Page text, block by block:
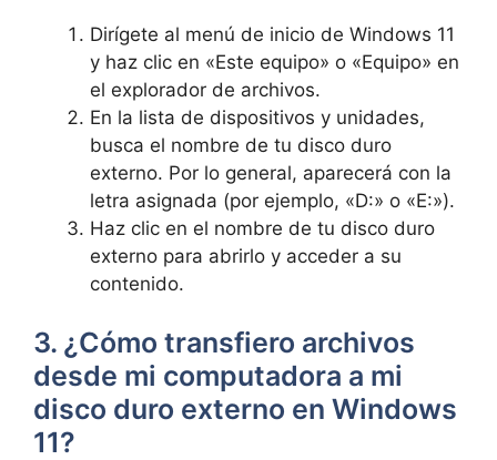
Dirígete al menú de inicio de Windows 11
y haz clic en «Este equipo» o «Equipo» en
el explorador de archivos.
En la lista de dispositivos y unidades,
busca el nombre de tu disco duro
externo. Por lo general, aparecerá con la
letra asignada (por ejemplo, «D:» o «E:»).
Haz clic en el nombre de tu disco duro
externo para abrirlo y acceder a su
contenido.
3. ¿Cómo transfiero archivos
desde mi computadora a mi
disco duro externo en Windows
11?